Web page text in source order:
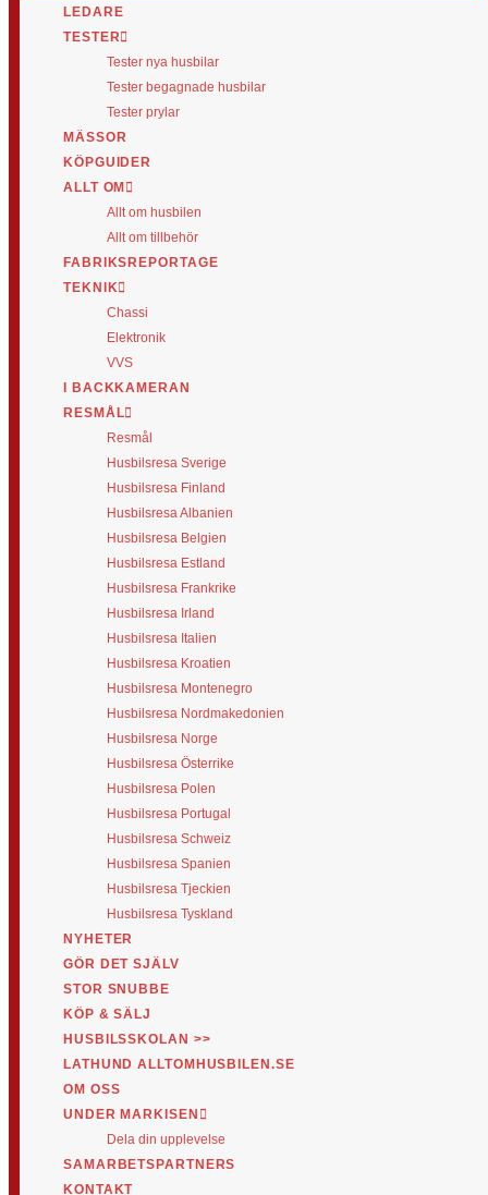
LEDARE
TESTER
Tester nya husbilar
Tester begagnade husbilar
Tester prylar
MÄSSOR
KÖPGUIDER
ALLT OM
Allt om husbilen
Allt om tillbehör
FABRIKSREPORTAGE
TEKNIK
Chassi
Elektronik
VVS
I BACKKAMERAN
RESMÅL
Resmål
Husbilsresa Sverige
Husbilsresa Finland
Husbilsresa Albanien
Husbilsresa Belgien
Husbilsresa Estland
Husbilsresa Frankrike
Husbilsresa Irland
Husbilsresa Italien
Husbilsresa Kroatien
Husbilsresa Montenegro
Husbilsresa Nordmakedonien
Husbilsresa Norge
Husbilsresa Österrike
Husbilsresa Polen
Husbilsresa Portugal
Husbilsresa Schweiz
Husbilsresa Spanien
Husbilsresa Tjeckien
Husbilsresa Tyskland
NYHETER
GÖR DET SJÄLV
STOR SNUBBE
KÖP & SÄLJ
HUSBILSSKOLAN >>
LATHUND ALLTOMHUSBILEN.SE
OM OSS
UNDER MARKISEN
Dela din upplevelse
SAMARBETSPARTNERS
KONTAKT